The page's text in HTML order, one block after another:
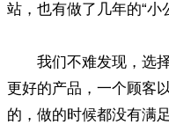
站，也有做了几年的“小
我们不难发现，选择
更好的产品，一个顾客
的，做的时候都没有满